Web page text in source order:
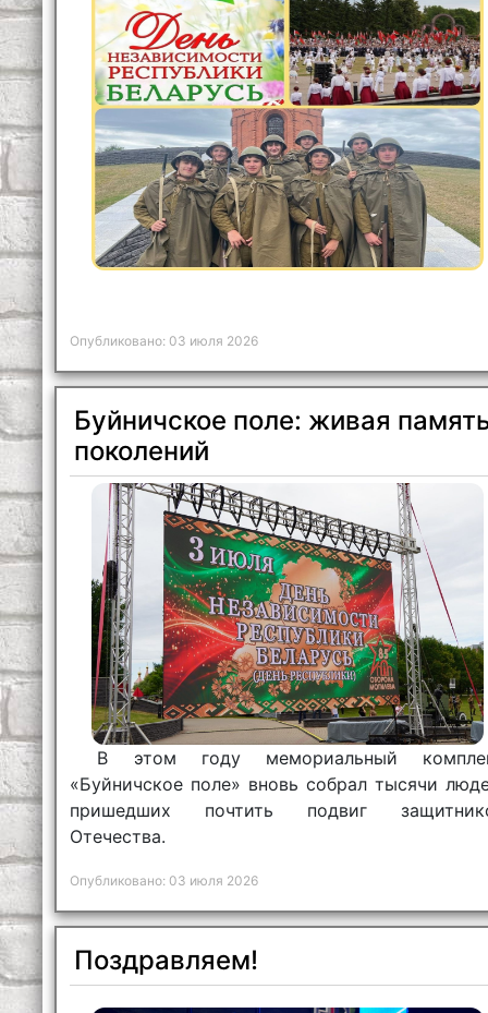
Опубликовано: 03 июля 2026
Буйничское поле: живая
поколений
В этом году мемориальный
«Буйничское поле» вновь собрал тысячи
пришедших почтить подвиг
Отечества.
Опубликовано: 03 июля 2026
Поздравляем!